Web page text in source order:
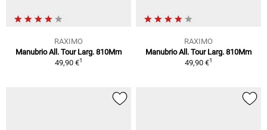
RAXIMO
Manubrio All. Tour Larg. 810Mm
49,90 €1
RAXIMO
Manubrio All. Tour Larg. 810Mm
49,90 €1